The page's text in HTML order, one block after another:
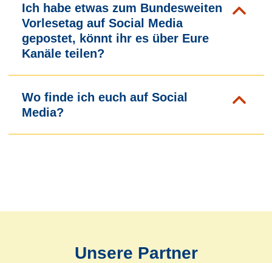
Ich habe etwas zum Bundesweiten
Vorlesetag auf Social Media
gepostet, könnt ihr es über Eure
Kanäle teilen?
Wo finde ich euch auf Social
Media?
Unsere Partner